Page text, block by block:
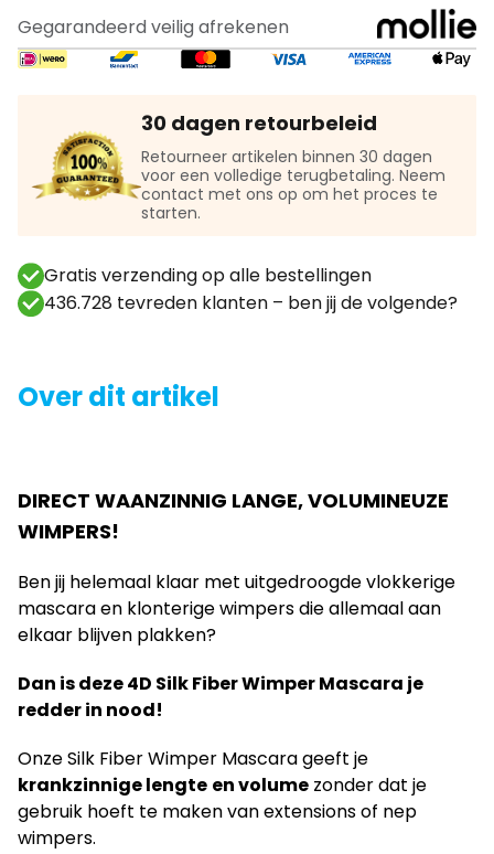
Gegarandeerd veilig afrekenen
30 dagen retourbeleid
Retourneer artikelen binnen 30 dagen
voor een volledige terugbetaling. Neem
contact met ons op om het proces te
starten.
Gratis verzending op alle bestellingen
436.728 tevreden klanten – ben jij de volgende?
Over dit artikel
DIRECT WAANZINNIG LANGE, VOLUMINEUZE
WIMPERS!
Ben jij helemaal klaar met uitgedroogde vlokkerige
mascara en klonterige wimpers die allemaal aan
elkaar blijven plakken?
Dan is deze 4D Silk Fiber Wimper Mascara je
redder in nood!
Onze Silk Fiber Wimper Mascara geeft je
krankzinnige lengte en volume zonder dat je
gebruik hoeft te maken van extensions of nep
wimpers.